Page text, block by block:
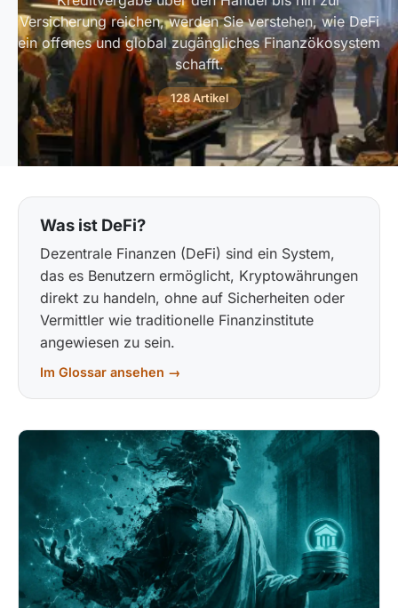
Versicherung reichen, werden Sie verstehen, wie DeFi
ein offenes und global zugängliches Finanzökosystem
schafft.
128 Artikel
Was ist DeFi?
Dezentrale Finanzen (DeFi) sind ein System,
das es Benutzern ermöglicht, Kryptowährungen
direkt zu handeln, ohne auf Sicherheiten oder
Vermittler wie traditionelle Finanzinstitute
angewiesen zu sein.
Im Glossar ansehen →